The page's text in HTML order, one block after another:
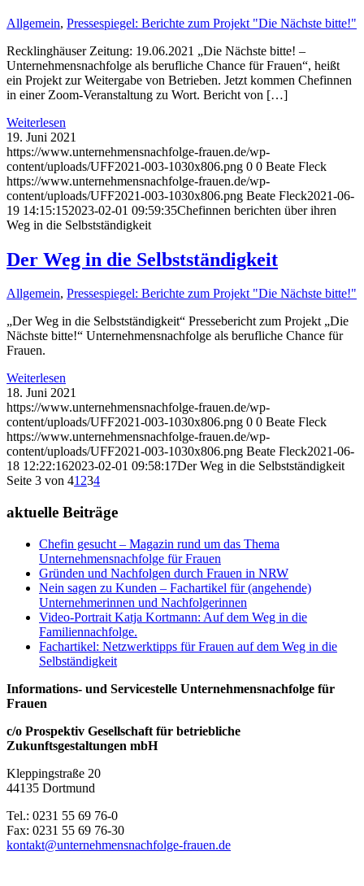
Allgemein, Pressespiegel: Berichte zum Projekt "Die Nächste bitte!"
Recklinghäuser Zeitung: 19.06.2021 „Die Nächste bitte! –
Unternehmensnachfolge als berufliche Chance für Frauen“, heißt
ein Projekt zur Weitergabe von Betrieben. Jetzt kommen Chefinnen
in einer Zoom-Veranstaltung zu Wort. Bericht von […]
Weiterlesen
19. Juni 2021
https://www.unternehmensnachfolge-frauen.de/wp-
content/uploads/UFF2021-003-1030x806.png 0 0 Beate Fleck
https://www.unternehmensnachfolge-frauen.de/wp-
content/uploads/UFF2021-003-1030x806.png Beate Fleck2021-06-
19 14:15:152023-02-01 09:59:35Chefinnen berichten über ihren
Weg in die Selbstständigkeit
Der Weg in die Selbstständigkeit
Allgemein, Pressespiegel: Berichte zum Projekt "Die Nächste bitte!"
„Der Weg in die Selbstständigkeit“ Pressebericht zum Projekt „Die
Nächste bitte!“ Unternehmensnachfolge als berufliche Chance für
Frauen.
Weiterlesen
18. Juni 2021
https://www.unternehmensnachfolge-frauen.de/wp-
content/uploads/UFF2021-003-1030x806.png 0 0 Beate Fleck
https://www.unternehmensnachfolge-frauen.de/wp-
content/uploads/UFF2021-003-1030x806.png Beate Fleck2021-06-
18 12:22:162023-02-01 09:58:17Der Weg in die Selbstständigkeit
Seite 3 von 41234
aktuelle Beiträge
Chefin gesucht – Magazin rund um das Thema
Unternehmensnachfolge für Frauen
Gründen und Nachfolgen durch Frauen in NRW
Nein sagen zu Kunden – Fachartikel für (angehende)
Unternehmerinnen und Nachfolgerinnen
Video-Portrait Katja Kortmann: Auf dem Weg in die
Familiennachfolge.
Fachartikel: Netzwerktipps für Frauen auf dem Weg in die
Selbständigkeit
Informations- und Servicestelle Unternehmensnachfolge für
Frauen
c/o Prospektiv Gesellschaft für betriebliche
Zukunftsgestaltungen mbH
Kleppingstraße 20
44135 Dortmund
Tel.: 0231 55 69 76-0
Fax: 0231 55 69 76-30
kontakt@unternehmensnachfolge-frauen.de